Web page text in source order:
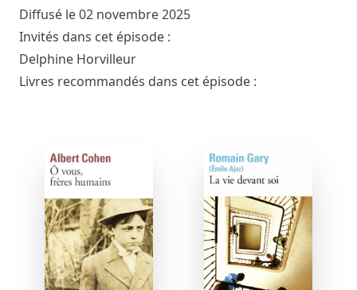
Diffusé le 02 novembre 2025
Invités dans cet épisode :
Delphine Horvilleur
Livres recommandés dans cet épisode :
Livres les plus recommandés
Prix littéraires